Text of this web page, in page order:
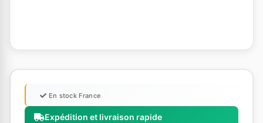
Expédition et livraison rapide
En stock France